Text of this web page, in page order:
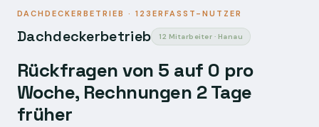
DACHDECKERBETRIEB · 123ERFASST-NUTZER
Dachdeckerbetrieb 12 Mitarbeiter · Hanau
Rückfragen von 5 auf 0 pro
Woche, Rechnungen 2 Tage
früher